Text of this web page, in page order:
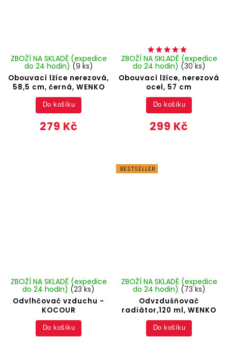
Obouvací lžíce nerezová,
58,5 cm, černá, WENKO
ZBOŽÍ NA SKLADĚ (expedice
do 24 hodin) (9 ks)
279 Kč
Do košíku
Obouvací lžíce, nerezová
ocel, 57 cm
ZBOŽÍ NA SKLADĚ (expedice
do 24 hodin) (30 ks)
299 Kč
Do košíku
Odvlhčovač vzduchu -
KOCOUR
ZBOŽÍ NA SKLADĚ (expedice
do 24 hodin) (23 ks)
Do košíku
BESTSELLER
Odvzdušňovač
radiátor,120 ml, WENKO
ZBOŽÍ NA SKLADĚ (expedice
do 24 hodin) (73 ks)
Do košíku